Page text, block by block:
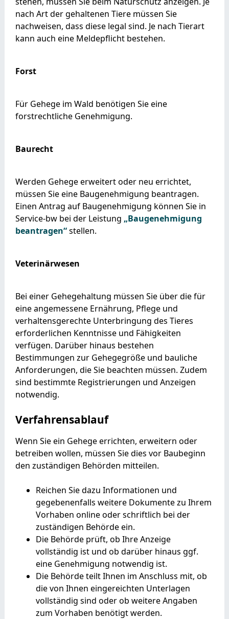
nach Art der gehaltenen Tiere müssen Sie
nachweisen, dass diese legal sind. Je nach Tierart
kann auch eine Meldepflicht bestehen.
Forst
Für Gehege im Wald benötigen Sie eine
forstrechtliche Genehmigung.
Baurecht
Werden Gehege erweitert oder neu errichtet,
müssen Sie eine Baugenehmigung beantragen.
Einen Antrag auf Baugenehmigung können Sie in
Service-bw bei der Leistung „Baugenehmigung
beantragen“stellen.
Veterinärwesen
Bei einer Gehegehaltung müssen Sie über die für
eine angemessene Ernährung, Pflege und
verhaltensgerechte Unterbringung des Tieres
erforderlichen Kenntnisse und Fähigkeiten
verfügen. Darüber hinaus bestehen
Bestimmungen zur Gehegegröße und bauliche
Anforderungen, die Sie beachten müssen. Zudem
sind bestimmte Registrierungen und Anzeigen
notwendig.
Verfahrensablauf
Wenn Sie ein Gehege errichten, erweitern oder
betreiben wollen, müssen Sie dies vor Baubeginn
den zuständigen Behörden mitteilen.
Reichen Sie dazu Informationen und
gegebenenfalls weitere Dokumente zu Ihrem
Vorhaben online oder schriftlich bei der
zuständigen Behörde ein.
Die Behörde prüft, ob Ihre Anzeige
vollständig ist und ob darüber hinaus ggf.
eine Genehmigung notwendig ist.
Die Behörde teilt Ihnen im Anschluss mit, ob
die von Ihnen eingereichten Unterlagen
vollständig sind oder ob weitere Angaben
zum Vorhaben benötigt werden.